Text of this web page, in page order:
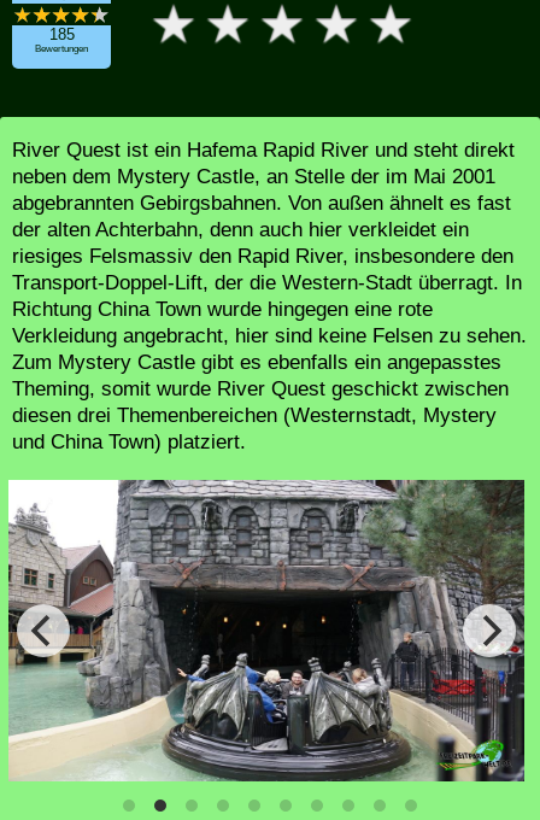
185
Bewertungen
River Quest ist ein Hafema Rapid River und steht direkt
neben dem Mystery Castle, an Stelle der im Mai 2001
abgebrannten Gebirgsbahnen. Von außen ähnelt es fast
der alten Achterbahn, denn auch hier verkleidet ein
riesiges Felsmassiv den Rapid River, insbesondere den
Transport-Doppel-Lift, der die Western-Stadt überragt. In
Richtung China Town wurde hingegen eine rote
Verkleidung angebracht, hier sind keine Felsen zu sehen.
Zum Mystery Castle gibt es ebenfalls ein angepasstes
Theming, somit wurde River Quest geschickt zwischen
diesen drei Themenbereichen (Westernstadt, Mystery
und China Town) platziert.
Neue Wasserspiele im Inneren des Tunnels zum Aufzug